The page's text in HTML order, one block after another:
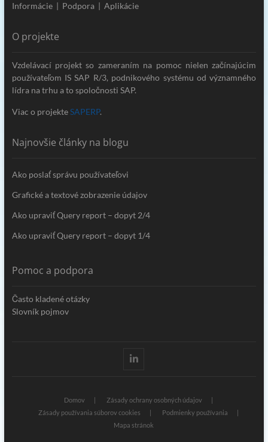
Informácie | Podpora | Aplikácie
O projekte
Vzdelávací projekt so zameraním na pomoc nielen začínajúcim
používateľom IS SAP R/3, podnikového systému od významného
lídra na trhu a to spoločnosti SAP.
Viac o projekteSAPERP.
Najnovšie články na blogu
Ako poslať správu používateľovi
Grafické a textové zobrazenie údajov
Ako upraviť Query report – dopyt 2/4
Ako upraviť Query report – dopyt 1/4
Pomoc a podpora
Často kladené otázky
Slovník pojmov
Linkedin
Domov
Zásady ochrany osobných údajov
Zásady používania súborov cookies
Podmienky používania
Mapa stránok